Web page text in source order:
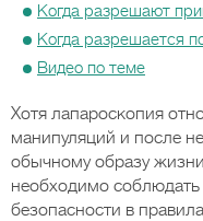
Когда разрешают
Когда разрешается
Видео по теме
Хотя лапароскопия
манипуляций и после
обычному образу
необходимо
безопасности в